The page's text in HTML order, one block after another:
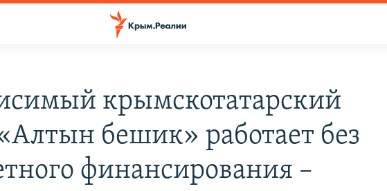
крымскотатарский
бешик» работает без
финансирования –